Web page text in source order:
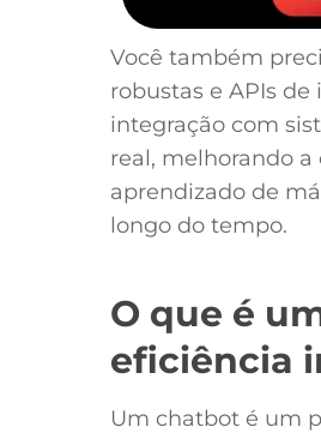
Você também
robustas e APIs
integração com
real, melhorando
aprendizado de
longo do tempo.
O que é
eficiência
Um chatbot é um